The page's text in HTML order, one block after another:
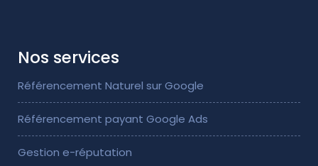
Nos services
Référencement Naturel sur Google
Référencement payant Google Ads
Gestion e-réputation